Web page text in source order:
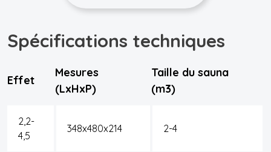
Spécifications techniques
Effet
Mesures
(LxHxP)
Taille du sauna
(m3)
2,2-
4,5
348x480x214 2-4